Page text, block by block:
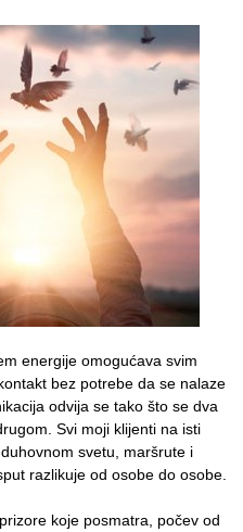
energije omogućava svim
bez potrebe da se nala­ze
odvija se tako što se dva
Svi moji klijenti na isti
svetu, maršrute i
razlikuje od osobe do osobe.
koje posmatra, počev od